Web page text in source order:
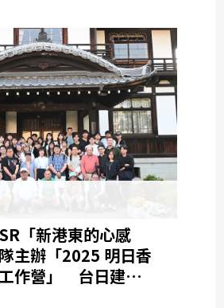
「新港東的心感
主辦「2025 明日香
作營」 台日建築學